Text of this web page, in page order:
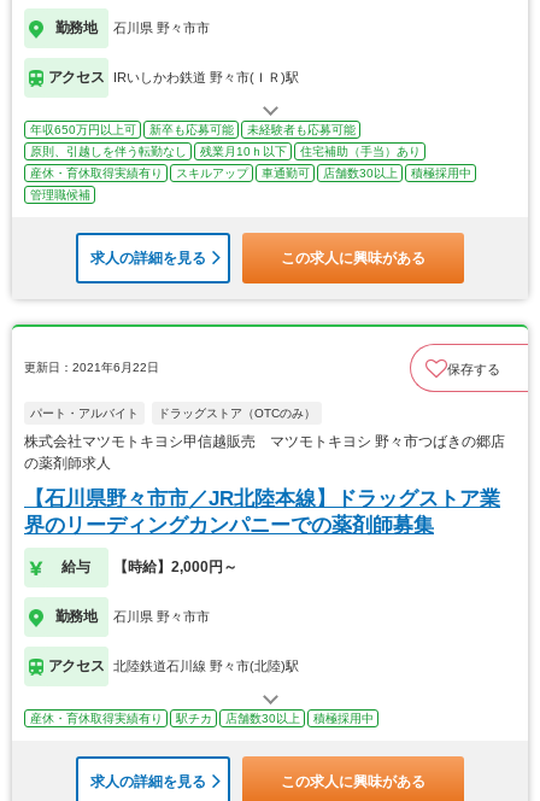
勤務地 石川県 野々市市
アクセス IRいしかわ鉄道 野々市(ＩＲ)駅
年収650万円以上可 新卒も応募可能
未経験者も応募可能
原則、引越しを伴う転勤なし
残業月10ｈ以下
住宅補助（手当）あり
産休・育休取得実績有り
スキルアップ 車通勤可 店舗数30以上
積極採用中
管理職候補
求人の詳細を見る この求人に興味がある
更新日：2021年6月22日 保存する
パート・アルバイト ドラッグストア（OTCのみ）
株式会社マツモトキヨシ甲信越販売 マツモトキヨシ 野々市つばきの郷店
の薬剤師求人
【石川県野々市市／JR北陸本線】ドラッグストア業
界のリーディングカンパニーでの薬剤師募集
給与 【時給】2,000円～
勤務地 石川県 野々市市
アクセス 北陸鉄道石川線 野々市(北陸)駅
産休・育休取得実績有り 駅チカ 店舗数30以上 積極採用中
求人の詳細を見る この求人に興味がある